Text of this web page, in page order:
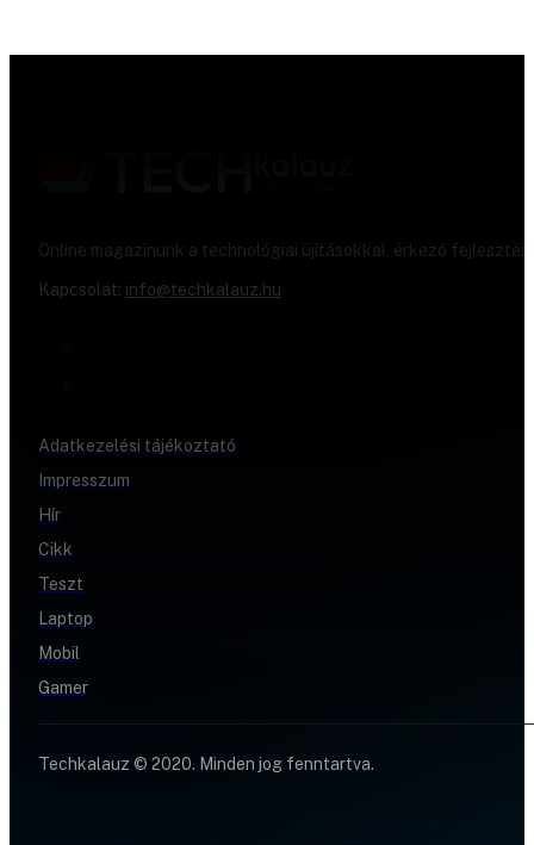
Online magazinunk a technológiai újításokkal, érkező
Kapcsolat: info@techkalauz.hu
Adatkezelési tájékoztató
Impresszum
Hír
Cikk
Teszt
Laptop
Mobil
Gamer
Techkalauz © 2020. Minden jog fenntartva.